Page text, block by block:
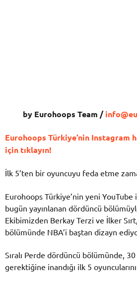
by Eurohoops Team /
Eurohoops Türkiye’nin Instagram
için tıklayın!
İlk 5’ten bir oyuncuyu feda etme
Eurohoops Türkiye’nin yeni YouTube
bugün yayınlanan dördüncü
Ekibimizden Berkay Terzi ve İlker
bölümünde NBA’i baştan dizayn
Sıralı Perde dördüncü bölümünde,
gerektiğine inandığı ilk 5